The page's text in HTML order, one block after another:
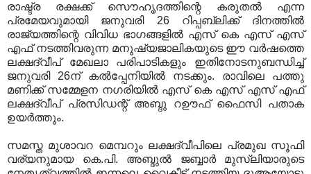
രാഷ്ട്ര രക്ഷക്ക് സൌഹൃദത്തിന്റെ കരുതല്‍ എന്ന
പ്രമേയവുമായി ജനുവരി 26 റിപ്പബ്ലിക്ക് ദിനത്തില്‍
രാജ്യത്തിന്റെ വിവിധ ഭാഗങ്ങളില്‍ എസ് കെ എസ് എസ്
എഫ് നടത്തിവരുന്ന മനുഷ്യജാലികയുടെ ഈ വര്‍ഷത്തെ
ലക്ഷദ്വീപ് മേഖലാ പരിപാടികളും ഇതിനോടനുബന്ധിച്ച്
ജനുവരി 26ന് കല്‍പ്പേനിയില്‍ നടക്കും. രാവിലെ പത്തു
മണിക്ക് സമ്മേളന നഗരിയില്‍ എസ് കെ എസ് എസ് എഫ്
ലക്ഷദ്വീപ് പ്രസിഡന്റ് അബ്ദു റഊഫ് ഫൈസി പതാക
ഉയര്‍ത്തും.
സമസ്ത മുശാവറ മെമ്പറും ലക്ഷദ്വീപിലെ പ്രമുഖ സൂഫി
വര്യനുമായ കെ.പി. അബ്ദുല്‍ ജബ്ബാര്‍ മുസ്‍ലിയാരുടെ